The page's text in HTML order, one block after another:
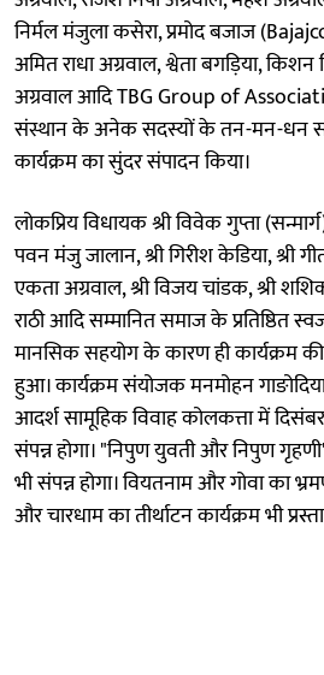
निर्मल मंजुला कसेरा, प्रमोद बजाज
अमित राधा अग्रवाल, श्वेता बगड़िया,
अग्रवाल आदि TBG Group of
संस्थान के अनेक सदस्यों के तन-मन-धन
कार्यक्रम का सुंदर संपादन किया।
लोकप्रिय विधायक श्री विवेक गुप्ता
पवन मंजु जालान, श्री गिरीश केडिया, श्री
एकता अग्रवाल, श्री विजय चांडक, श्री
राठी आदि सम्मानित समाज के प्रतिष्ठित
मानसिक सहयोग के कारण ही कार्यक्रम की
हुआ। कार्यक्रम संयोजक मनमोहन
आदर्श सामूहिक विवाह कोलकत्ता में
संपन्न होगा। "निपुण युवती और निपुण
भी संपन्न होगा। वियतनाम और गोवा का
और चारधाम का तीर्थाटन कार्यक्रम भी